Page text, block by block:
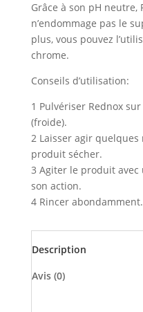
Grâce à son pH
n’endommage pas le
plus, vous pouvez
chrome.
Conseils d’utilisation:
1 Pulvériser Rednox
(froide).
2 Laisser agir
produit sécher.
3 Agiter le produit
son action.
4 Rincer abondamment.
Description
Avis (0)